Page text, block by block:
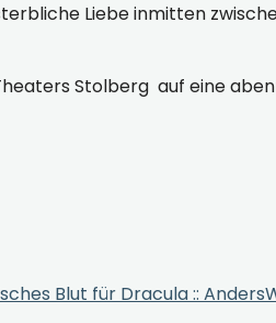
Liebe inmitten
Stolberg auf eine
Blut für Dracula ::